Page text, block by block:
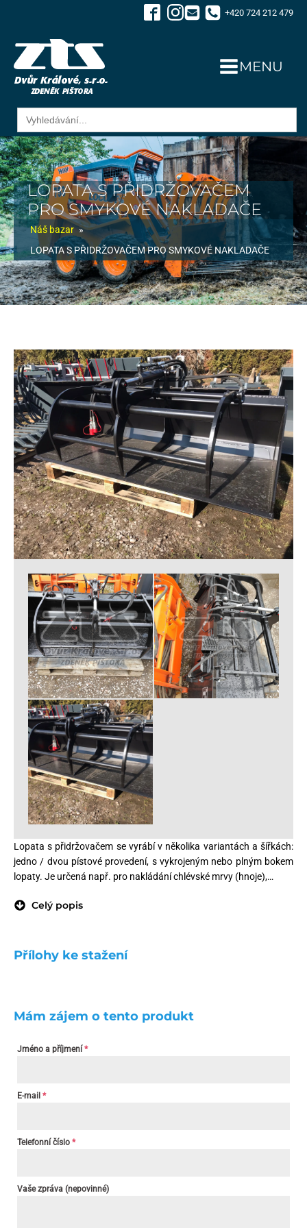
+420 724 212 479
MENU
Search
for:
LOPATA S PŘIDRŽOVAČEM
PRO SMYKOVÉ NAKLADAČE
Náš bazar »
LOPATA S PŘIDRŽOVAČEM PRO SMYKOVÉ NAKLADAČE
Lopata s přidržovačem se vyrábí v několika variantách a šířkách:
jedno / dvou pístové provedení, s vykrojeným nebo plným bokem
lopaty. Je určená např. pro nakládání chlévské mrvy (hnoje),…
Celý popis
Přílohy ke stažení
Mám zájem o tento produkt
Jméno a příjmení *
E-mail *
Telefonní číslo *
Vaše zpráva (nepovinné)